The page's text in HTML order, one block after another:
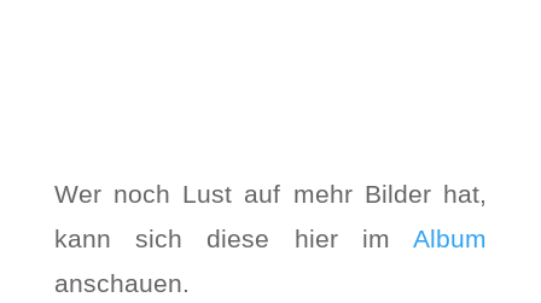
Wer noch Lust auf mehr Bilder hat,
kann sich diese hier imAlbum
anschauen.